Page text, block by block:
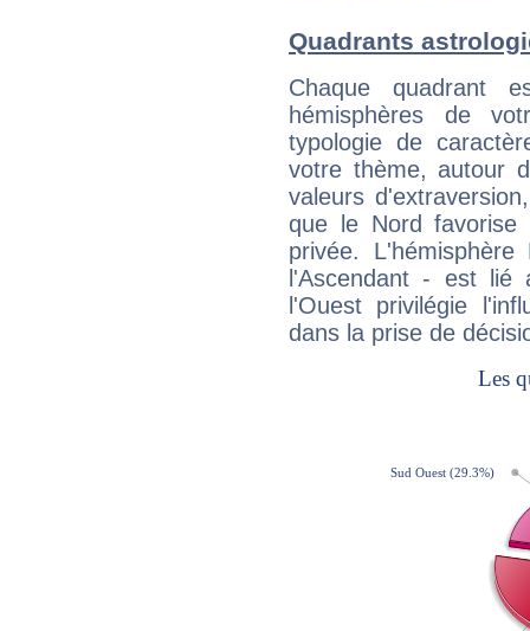
Quadrants
Chaque quadrant
hémisphères de
typologie de
votre thème, autour
valeurs
que le Nord favorise
privée.
l'Ascendant - est
l'Ouest privilégie
dans la prise de